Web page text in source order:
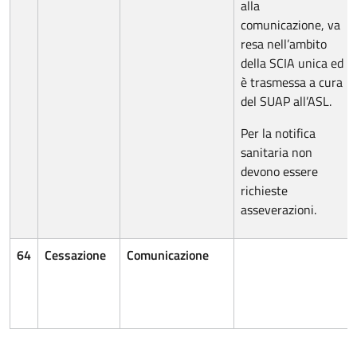
alla
comunicazione, va
resa nell’ambito
della SCIA unica ed
è trasmessa a cura
del SUAP all’ASL.
Per la notifica
sanitaria non
devono essere
richieste
asseverazioni.
64 Cessazione Comunicazione